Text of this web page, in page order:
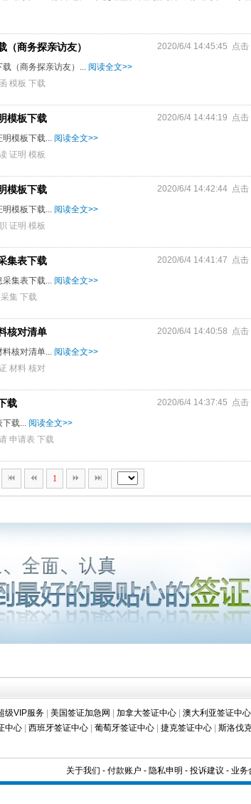
2020/6/4 14:45:45 点
（商务探亲访友）
（商务探亲访友）... 阅读全文>>
模板 下载
2020/6/4 14:44:19 点
模板下载
模板下载... 阅读全文>>
证明 模板
2020/6/4 14:42:44 点
模板下载
模板下载... 阅读全文>>
证明 模板
2020/6/4 14:41:47 点
集表下载
集表下载... 阅读全文>>
采集 下载
2020/6/4 14:40:58 点
核对清单
核对清单... 阅读全文>>
材料 核对
2020/6/4 14:37:45 点
载
下载... 阅读全文>>
申请表 下载
1
级VIP服务 美国签证加急网 加拿大签证中心 澳大利亚签证中心
中心 西班牙签证中心 葡萄牙签证中心 捷克签证中心 斯洛伐
关于我们 - 付款账户 - 隐私申明 - 投诉建议 - 业务